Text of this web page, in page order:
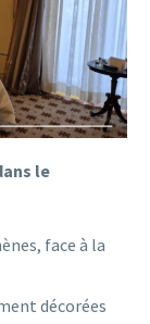
le
face à la
décorées